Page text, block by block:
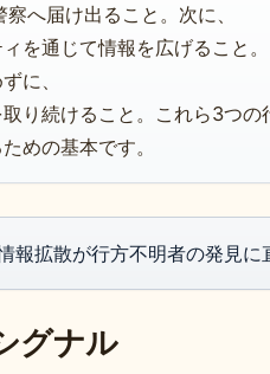
へ届け出ること。次に、
を通じて情報を広げること
に、
り続けること。これら3つの
めの基本です。
報拡散が行方不明者の発見に
グナル